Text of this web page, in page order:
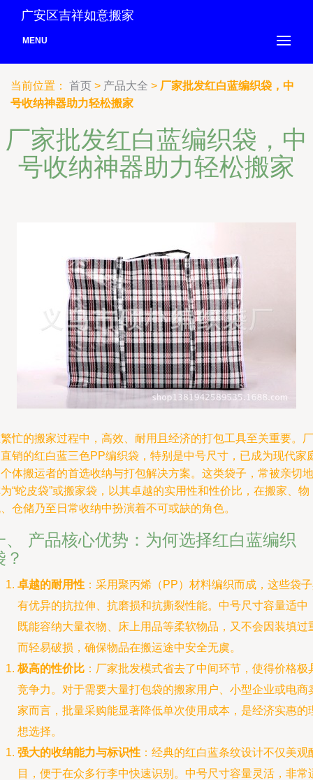
广安区吉祥如意搬家
MENU
当前位置： 首页 > 产品大全 > 厂家批发红白蓝编织袋，中
号收纳神器助力轻松搬家
厂家批发红白蓝编织袋，中
号收纳神器助力轻松搬家
忙的搬家过程中，高效、耐用且经济的打包工具至关重要。厂
销的红白蓝三色PP编织袋，特别是中号尺寸，已成为现代家
体搬运者的首选收纳与打包解决方案。这类袋子，常被亲切地
“蛇皮袋”或搬家袋，以其卓越的实用性和性价比，在搬家、物
仓储乃至日常收纳中扮演着不可或缺的角色。
、 产品核心优势：为何选择红白蓝编织
？
卓越的耐用性 ：采用聚丙烯（PP）材料编织而成，这些袋
有优异的抗拉伸、抗磨损和抗撕裂性能。中号尺寸容量适中
既能容纳大量衣物、床上用品等柔软物品，又不会因装填过
而轻易破损，确保物品在搬运途中安全无虞。
极高的性价比 ：厂家批发模式省去了中间环节，使得价格极
竞争力。对于需要大量打包袋的搬家用户、小型企业或电商
家而言，批量采购能显著降低单次使用成本，是经济实惠的
想选择。
强大的收纳能力与标识性 ：经典的红白蓝条纹设计不仅美观
目，便于在众多行李中快速识别。中号尺寸容量灵活，非常